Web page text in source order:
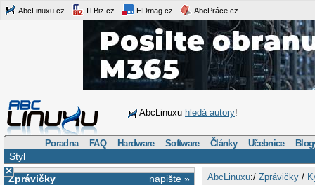
AbcLinuxu.cz ITBiz.cz HDmag.cz AbcPráce.cz
AbcLinuxu hledá autory!
Poradna FAQ Hardware Software Články Učebnice
Styl
×
napište »
Zprávičky
AbcLinuxu:/ Zprávičky/